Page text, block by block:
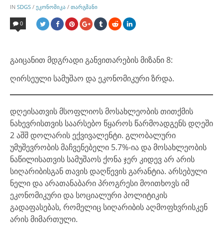
BY
IN POSTED
IN
SDGS / ᲔᲙᲝᲜᲝᲛᲘᲙᲐ / ᲗᲐᲠᲒᲛᲐᲜᲘ
0
გაიცანით მდგრადი განვითარების მიზანი 8:
ღირსეული სამუშაო და ეკონომიკური ზრდა.
დღეისათვის მსოფლიოს მოსახლეობის თითქმის
ნახევრისთვის საარსებო წყაროს წარმოადგენს დღეში
2 აშშ დოლარის ექვივალენტი. გლობალური
უმუშევრობის მაჩვენებელი 5.7%-ია და მოსახლეობის
ნაწილისათვის სამუშაოს ქონა ჯერ კიდევ არ არის
სიღარიბისგან თავის დაღწევის გარანტია. არსებული
ნელი და არათანაბარი პროგრესი მოითხოვს იმ
ეკონომიკური და სოციალური პოლიტიკის
გადაფასებას, რომელიც სიღარიბის აღმოფხვრისკენ
არის მიმართული.